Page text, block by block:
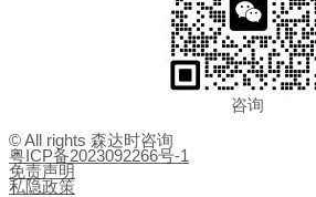
咨询
© All rights 森达时咨询
粤ICP备2023092266号-1
免责声明
私隐政策